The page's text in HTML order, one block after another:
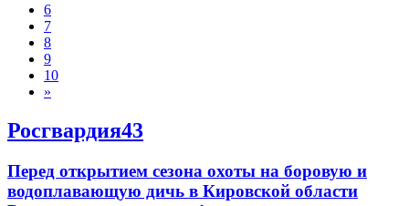
6
7
8
9
10
»
Росгвардия43
Перед открытием сезона охоты на боровую и
водоплавающую дичь в Кировской области